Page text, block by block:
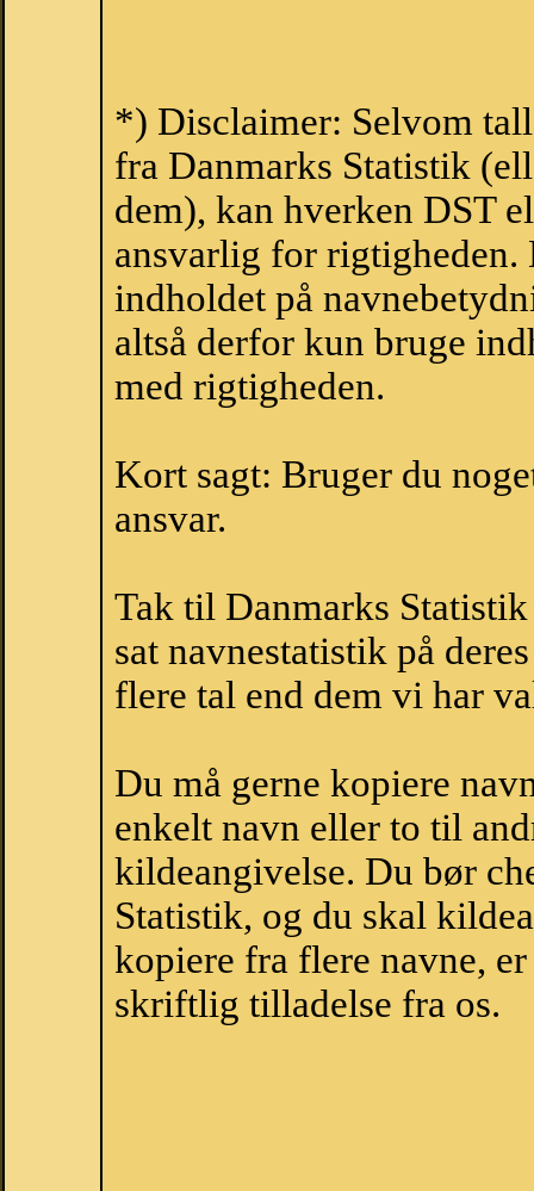
*) Disclaimer: Selvom
fra Danmarks Statistik
dem), kan hverken DST
ansvarlig for
indholdet på
altså derfor kun bruge
med rigtigheden.
Kort sagt: Bruger du
ansvar.
Tak til Danmarks
sat navnestatistik på
flere tal end dem vi har
Du må gerne kopiere
enkelt navn eller to til
kildeangivelse. Du bør
Statistik, og du skal
kopiere fra flere navne,
skriftlig tilladelse fra os.